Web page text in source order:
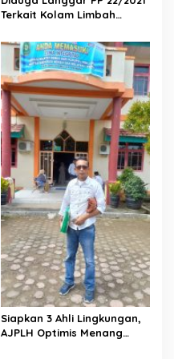
Terkait Kolam Limbah
Raya Sodetan POM Digugat
AJPLH ke PN Painan
Siapkan 3 Ahli Lingkungan,
AJPLH Optimis Menang